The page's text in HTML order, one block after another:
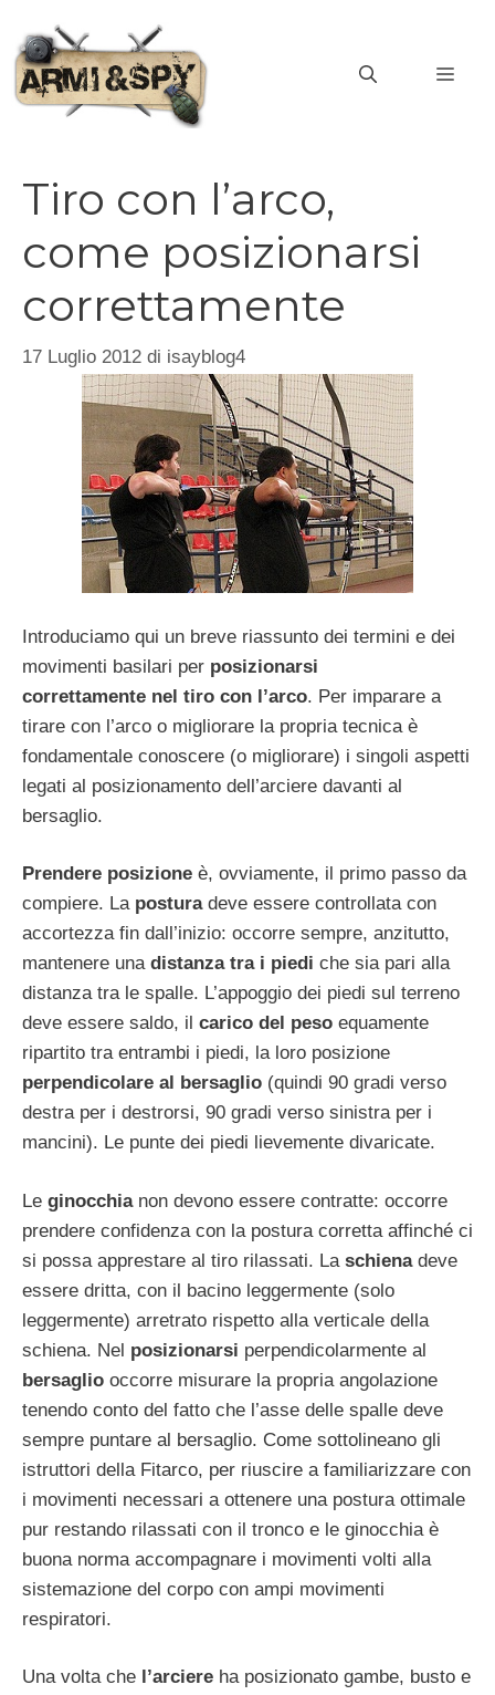
contenuto
Tiro con l’arco,
come posizionarsi
correttamente
17 Luglio 2012 di isayblog4
Introduciamo qui un breve riassunto dei termini e dei
movimenti basilari per posizionarsi
correttamente nel tiro con l’arco. Per imparare a
tirare con l’arco o migliorare la propria tecnica è
fondamentale conoscere (o migliorare) i singoli aspetti
legati al posizionamento dell’arciere davanti al
bersaglio.
Prendere posizione è, ovviamente, il primo passo da
compiere. La posturadeve essere controllata con
accortezza fin dall’inizio: occorre sempre, anzitutto,
mantenere una distanza tra i piedi che sia pari alla
distanza tra le spalle. L’appoggio dei piedi sul terreno
deve essere saldo, il carico del peso equamente
ripartito tra entrambi i piedi, la loro posizione
perpendicolare al bersaglio (quindi 90 gradi verso
destra per i destrorsi, 90 gradi verso sinistra per i
mancini). Le punte dei piedi lievemente divaricate.
Le ginocchianon devono essere contratte: occorre
prendere confidenza con la postura corretta affinché ci
si possa apprestare al tiro rilassati. La schienadeve
essere dritta, con il bacino leggermente (solo
leggermente) arretrato rispetto alla verticale della
schiena. Nel posizionarsi perpendicolarmente al
bersaglio occorre misurare la propria angolazione
tenendo conto del fatto che l’asse delle spalle deve
sempre puntare al bersaglio. Come sottolineano gli
istruttori della Fitarco, per riuscire a familiarizzare con
i movimenti necessari a ottenere una postura ottimale
pur restando rilassati con il tronco e le ginocchia è
buona norma accompagnare i movimenti volti alla
sistemazione del corpo con ampi movimenti
respiratori.
Una volta che l’arciere ha posizionato gambe, busto e